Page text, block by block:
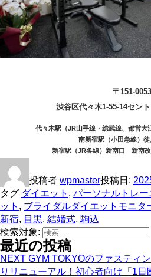
〒151-0053
渋谷区代々木1-55-14セン
代々木駅（JR山手線・総武線、都営大
南新宿駅（小田急線）徒
新宿駅（JR各線）新南口 新南改
投稿者 wpmaster投稿日:
タグ ダイエット , パーソナルトレー
ット , ブライダルダイエットモニタ
新宿, 目黒, 結婚式, 駒込
検索対象:
最近の投稿
NEXT GYM TOKYOのファスティ
りリニューアル！初心者向け「1